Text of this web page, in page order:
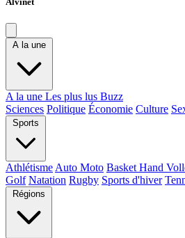
A la une
A la une Les plus lus Buzz
Sciences Politique Économie Culture
Sports
Athlétisme Auto Moto Basket Hand
Golf Natation Rugby Sports d'hiver
Régions